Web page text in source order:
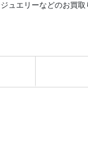
ュエリーなどのお買取